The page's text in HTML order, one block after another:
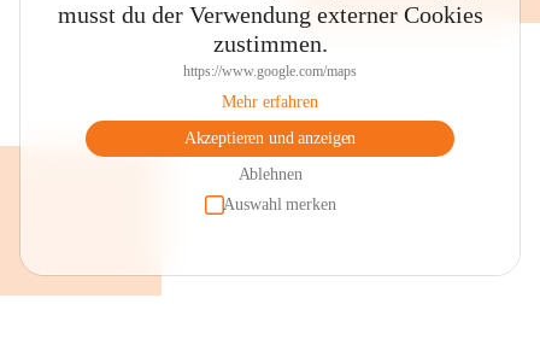
musst du der Verwendung externer Cookies
zustimmen.
https://www.google.com/maps
Mehr erfahren
Akzeptieren und anzeigen
Ablehnen
Auswahl merken